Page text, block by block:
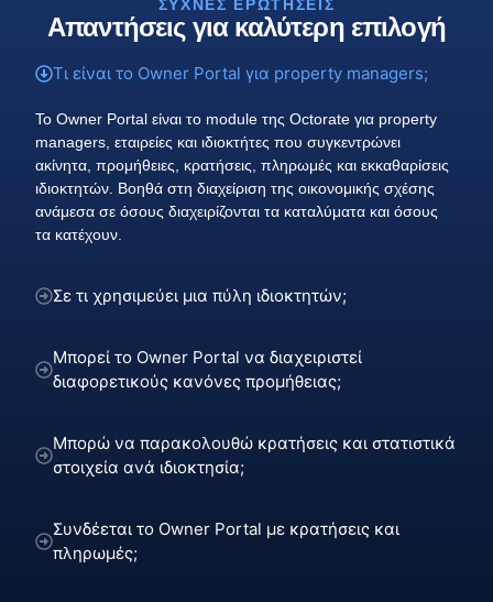
ΣΥΧΝΈΣ ΕΡΩΤΉΣΕΙΣ
Απαντήσεις για καλύτερη επιλογή
Τι είναι το Owner Portal για property managers;
Το Owner Portal είναι το module της Octorate για property
managers, εταιρείες και ιδιοκτήτες που συγκεντρώνει
ακίνητα, προμήθειες, κρατήσεις, πληρωμές και εκκαθαρίσεις
ιδιοκτητών. Βοηθά στη διαχείριση της οικονομικής σχέσης
ανάμεσα σε όσους διαχειρίζονται τα καταλύματα και όσους
τα κατέχουν.
Σε τι χρησιμεύει μια πύλη ιδιοκτητών;
Μπορεί το Owner Portal να διαχειριστεί
διαφορετικούς κανόνες προμήθειας;
Μπορώ να παρακολουθώ κρατήσεις και στατιστικά
στοιχεία ανά ιδιοκτησία;
Συνδέεται το Owner Portal με κρατήσεις και
πληρωμές;